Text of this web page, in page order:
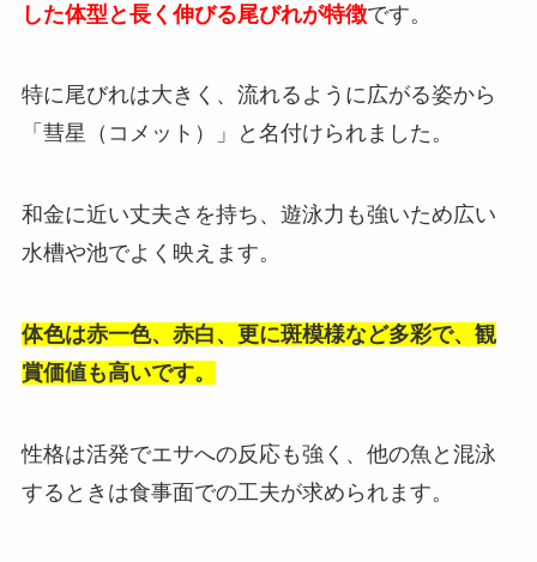
した体型と長く伸びる尾びれが特徴です。
特に尾びれは大きく、流れるように広がる姿から
「彗星（コメット）」と名付けられました。
和金に近い丈夫さを持ち、遊泳力も強いため広い
水槽や池でよく映えます。
体色は赤一色、赤白、更に斑模様など多彩で、観
賞価値も高いです。
性格は活発でエサへの反応も強く、他の魚と混泳
するときは食事面での工夫が求められます。